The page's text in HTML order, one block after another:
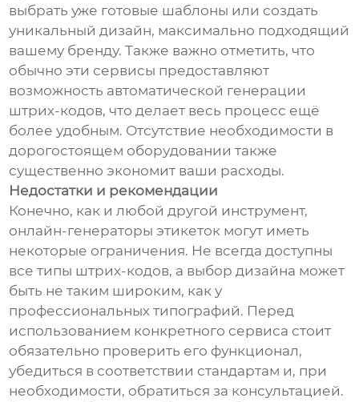
выбрать уже готовые шаблоны или создать
уникальный дизайн, максимально подходящий
вашему бренду. Также важно отметить, что
обычно эти сервисы предоставляют
возможность автоматической генерации
штрих-кодов, что делает весь процесс ещё
более удобным. Отсутствие необходимости в
дорогостоящем оборудовании также
существенно экономит ваши расходы.
Недостатки и рекомендации
Конечно, как и любой другой инструмент,
онлайн-генераторы этикеток могут иметь
некоторые ограничения. Не всегда доступны
все типы штрих-кодов, а выбор дизайна может
быть не таким широким, как у
профессиональных типографий. Перед
использованием конкретного сервиса стоит
обязательно проверить его функционал,
убедиться в соответствии стандартам и, при
необходимости, обратиться за консультацией.